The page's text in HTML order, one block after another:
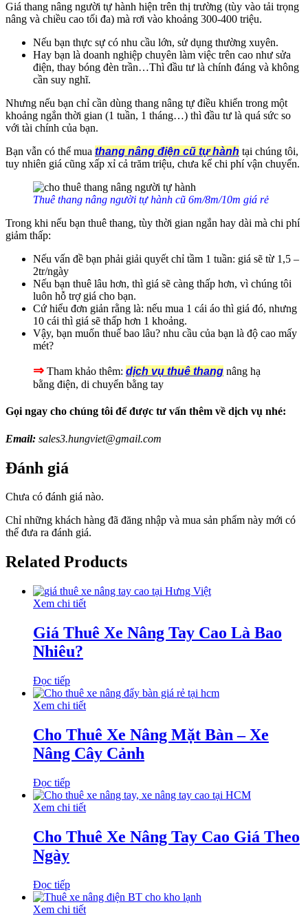
Giá thang nâng người tự hành hiện trên thị trường (tùy vào tải trọng
nâng và chiều cao tối đa) mà rơi vào khoảng 300-400 triệu.
Nếu bạn thực sự có nhu cầu lớn, sử dụng thường xuyên.
Hay bạn là doanh nghiệp chuyên làm việc trên cao như sửa
điện, thay bóng đèn trần…Thì đầu tư là chính đáng và không
cần suy nghĩ.
Nhưng nếu bạn chỉ cần dùng thang nâng tự điều khiển trong một
khoảng ngắn thời gian (1 tuần, 1 tháng…) thì đầu tư là quá sức so
với tài chính của bạn.
Bạn vẫn có thể mua thang nâng điện cũ tự hành tại chúng tôi,
tuy nhiên giá cũng xấp xỉ cả trăm triệu, chưa kể chi phí vận chuyển.
Thuê thang nâng người tự hành cũ 6m/8m/10m giá rẻ
Trong khi nếu bạn thuê thang, tùy thời gian ngắn hay dài mà chi phí
giảm thấp:
Nếu vấn đề bạn phải giải quyết chỉ tầm 1 tuần: giá sẽ từ 1,5 –
2tr/ngày
Nếu bạn thuê lâu hơn, thì giá sẽ càng thấp hơn, vì chúng tôi
luôn hỗ trợ giá cho bạn.
Cứ hiểu đơn giản rằng là: nếu mua 1 cái áo thì giá đó, nhưng
10 cái thì giá sẽ thấp hơn 1 khoảng.
Vậy, bạn muốn thuế bao lâu? nhu cầu của bạn là độ cao mấy
mét?
⇒ Tham khảo thêm: dịch vụ thuê thang nâng hạ
bằng điện, di chuyển bằng tay
Gọi ngay cho chúng tôi để được tư vấn thêm về dịch vụ nhé:
Email: sales3.hungviet@gmail.com
Đánh giá
Chưa có đánh giá nào.
Chỉ những khách hàng đã đăng nhập và mua sản phẩm này mới có
thể đưa ra đánh giá.
Related Products
Xem chi tiết
Giá Thuê Xe Nâng Tay Cao Là Bao
Nhiêu?
Đọc tiếp
Xem chi tiết
Cho Thuê Xe Nâng Mặt Bàn – Xe
Nâng Cây Cảnh
Đọc tiếp
Xem chi tiết
Cho Thuê Xe Nâng Tay Cao Giá Theo
Ngày
Đọc tiếp
Xem chi tiết